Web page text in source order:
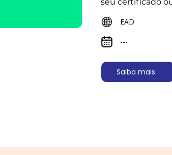
EAD
---
Saiba mais